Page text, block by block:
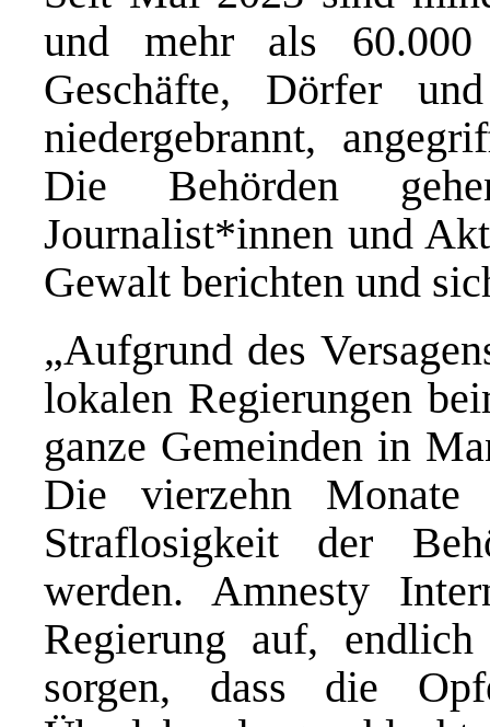
und mehr als 60.000
Geschäfte, Dörfer
niedergebrannt,
Die Behörden
Journalist*innen und
Gewalt berichten und
„Aufgrund des
lokalen Regierungen
ganze Gemeinden in
Die vierzehn Monate
Straflosigkeit der
werden. Amnesty
Regierung auf,
sorgen, dass die